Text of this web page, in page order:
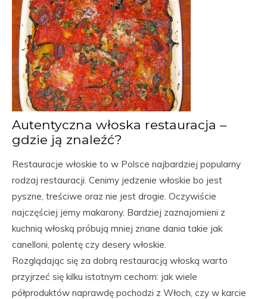
Autentyczna włoska restauracja –
gdzie ją znaleźć?
Restauracje włoskie to w Polsce najbardziej popularny
rodzaj restauracji. Cenimy jedzenie włoskie bo jest
pyszne, treściwe oraz nie jest drogie. Oczywiście
najczęściej jemy makarony. Bardziej zaznajomieni z
kuchnią włoską próbują mniej znane dania takie jak
canelloni, polentę czy desery włoskie.
Rozglądając się za dobrą restauracją włoską warto
przyjrzeć się kilku istotnym cechom: jak wiele
półproduktów naprawdę pochodzi z Włoch, czy w karcie